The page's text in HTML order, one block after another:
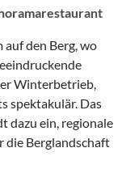
auf den Berg, wo
Winterbetrieb,
spektakulär. Das
dazu ein, regionale
die Berglandschaft